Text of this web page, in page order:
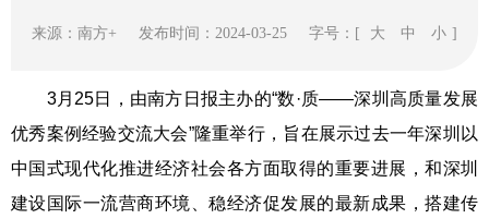
来源：南方+ 发布时间：2024-03-25 字号：[ 大 中 小 ]
3月25日，由南方日报主办的“数·质——深圳高质量发展
优秀案例经验交流大会”隆重举行，旨在展示过去一年深圳以
中国式现代化推进经济社会各方面取得的重要进展，和深圳
建设国际一流营商环境、稳经济促发展的最新成果，搭建传